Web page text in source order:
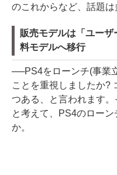
のこれからなど、話題は
販売モデルは「ユー
料モデルへ移行
──PS4をローンチ(事業
ことを重視しましたか?
つある、と言われます
と考えて、PS4のロー
か。